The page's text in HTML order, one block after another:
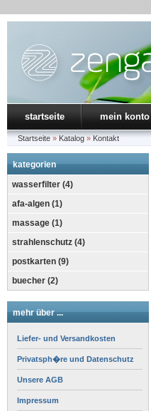
startseite mein konto
Startseite » Katalog » Kontakt
kategorien
wasserfilter (4)
afa-algen (1)
massage (1)
strahlenschutz (4)
postkarten (9)
buecher (2)
mehr über ...
Liefer- und Versandkosten
Privatsph�re und Datenschutz
Unsere AGB
Impressum